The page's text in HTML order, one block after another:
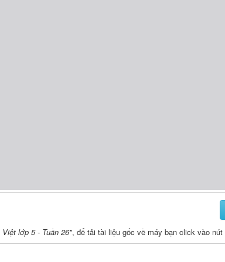
lớp 5 - Tuần 26", để tải tài liệu gốc về máy bạn click vào nút